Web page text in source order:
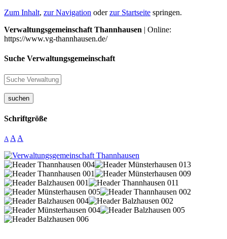
Zum Inhalt, zur Navigation oderzur Startseite springen.
Verwaltungsgemeinschaft Thannhausen | Online:
https://www.vg-thannhausen.de/
Suche Verwaltungsgemeinschaft
suchen
Schriftgröße
A A A